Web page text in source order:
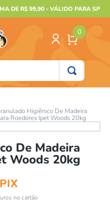
DE R$ 99,90 - VÁLIDO PARA SP
0
Higiênico De Madeira
Roedores Ipet Woods 20kg
De Madeira
Woods 20kg
no cartão
bragança